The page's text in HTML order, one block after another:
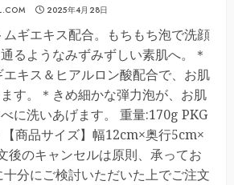
2025年4月28日
ギエキス配合。もちもち泡で洗顔
るようなみずみずしい素肌へ。＊
キス＆ヒアルロン酸配合で、お肌
す。＊きめ細かな弾力泡が、お肌
に洗いあげます。 重量:170g PKG
商品サイズ】幅12cm×奥行5cm×
後のキャンセルは原則、承ってお
十分にご検討いただいた上でご注文